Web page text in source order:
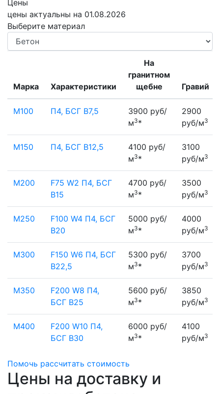
Цены
цены актуальны на 01.08.2026
Выберите материал
Марка Характеристики
На
гранитном
щебне
Гравий
М100 П4, БСГ В7,5
3900 руб/
м3*
2900
руб/м3
М150 П4, БСГ В12,5
4100 руб/
м3*
3100
руб/м3
М200
F75 W2 П4, БСГ
В15
4700 руб/
м3*
3500
руб/м3
М250
F100 W4 П4, БСГ
В20
5000 руб/
м3*
4000
руб/м3
М300
F150 W6 П4, БСГ
В22,5
5300 руб/
м3*
3700
руб/м3
М350
F200 W8 П4,
БСГ В25
5600 руб/
м3*
3850
руб/м3
М400
F200 W10 П4,
БСГ В30
6000 руб/
м3*
4100
руб/м3
Помочь рассчитать стоимость
Цены на доставку и